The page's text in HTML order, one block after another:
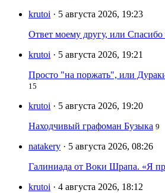
krutoi · 5 августа 2026, 19:23
Ответ моему другу, или
krutoi · 5 августа 2026, 19:21
Просто "на поржать", или
15
krutoi · 5 августа 2026, 19:20
Находчивый графоман Бузыка 9
natakery · 5 августа 2026, 08:26
Галиниада от Воки Шрапа. «Я
krutoi · 4 августа 2026, 18:12